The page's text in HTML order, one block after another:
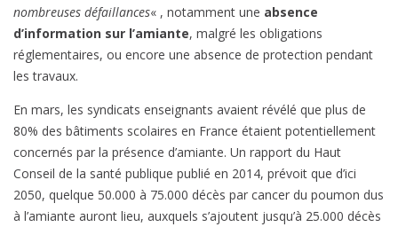
nombreuses défaillances« , notamment une absence
d’information sur l’amiante, malgré les obligations
réglementaires, ou encore une absence de protection pendant
les travaux.
En mars, les syndicats enseignants avaient révélé que plus de
80% des bâtiments scolaires en France étaient potentiellement
concernés par la présence d’amiante. Un rapport du Haut
Conseil de la santé publique publié en 2014, prévoit que d’ici
2050, quelque 50.000 à 75.000 décès par cancer du poumon dus
à l’amiante auront lieu, auxquels s’ajoutent jusqu’à 25.000 décès